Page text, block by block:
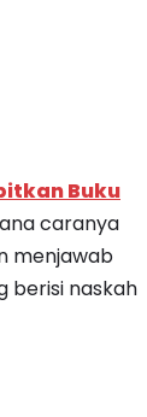
Buku
caranya
menjawab
berisi naskah